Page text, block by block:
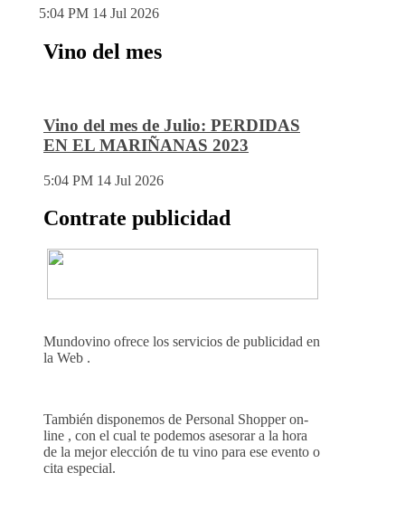
5:04 PM 14 Jul 2026
Vino del mes
Vino del mes de Julio: PERDIDAS
EN EL MARIÑANAS 2023
5:04 PM 14 Jul 2026
Contrate publicidad
Mundovino ofrece los servicios de publicidad en
la Web .
También disponemos de Personal Shopper on-
line , con el cual te podemos asesorar a la hora
de la mejor elección de tu vino para ese evento o
cita especial.